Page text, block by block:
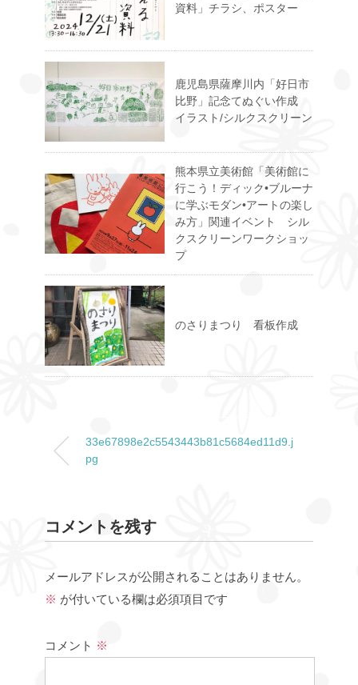
資料」チラシ、ポスター
鹿児島県薩摩川内「好日市
比野」記念てぬぐい作成
イラスト/シルクスクリーン
熊本県立美術館「美術館に
行こう！ディック•ブルーナ
に学ぶモダン•アートの楽し
み方」関連イベント シル
クスクリーンワークショッ
プ
のさりまつり 看板作成
33e67898e2c5543443b81c5684ed11d9.j
pg
コメントを残す
メールアドレスが公開されることはありません。
※ が付いている欄は必須項目です
コメント ※